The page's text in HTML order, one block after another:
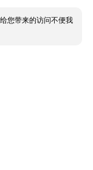
您带来的访问不便我